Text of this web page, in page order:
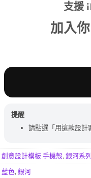
支援
加入
提醒
請點選「用這款設計
創意設計模板 手機殼, 銀河系列
藍色, 銀河